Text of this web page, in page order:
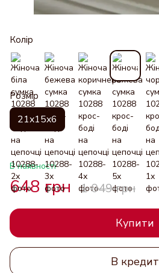
Колір
Розмір
21x15x6
В наявності
648 грн 1 049 грн
Купити
В кредит